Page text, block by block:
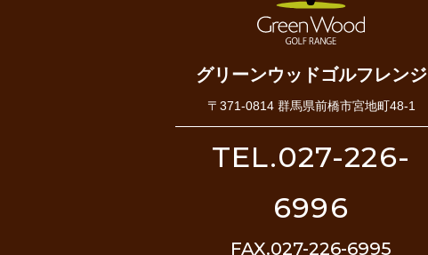
グリーンウッドゴルフレンジ
〒371-0814 群馬県前橋市宮地町48-1
TEL.027-226-
6996
FAX.027-226-6995